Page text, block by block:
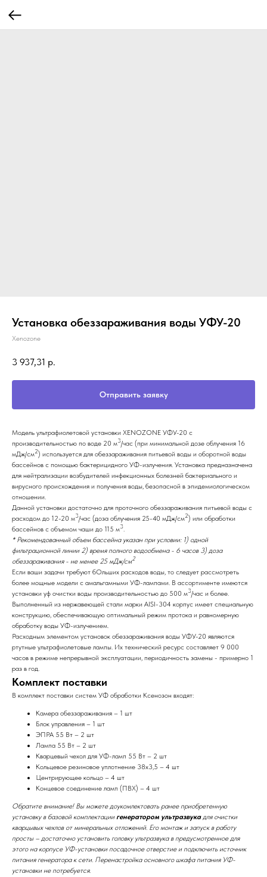
Установка обеззараживания воды УФУ-20
Xenozone
3 937,31 р.
Отправить заявку
Модель ультрафиолетовой установки XENOZONE УФУ-20 с
производительностью по воде 20 м3/час (при минимальной дозе облучения 16
мДж/см2) используется для обеззараживания питьевой воды и оборотной воды
бассейнов с помощью бактерицидного УФ-излучения. Установка предназначена
для нейтрализации возбудителей инфекционных болезней бактериального и
вирусного происхождения и получения воды, безопасной в эпидемиологическом
отношении.
Данной установки достаточно для проточного обеззараживания питьевой воды с
расходом до 12-20 м3/час (доза облучения 25-40 мДж/см2) или обработки
бассейнов с объемом чаши до 115 м3.
* Рекомендованный объем бассейна указан при условии: 1) одной
фильтрационной линии 2) время полного водообмена - 6 часов 3) доза
обеззараживания - не менее 25 мДж/см2
Если ваши задачи требуют бОльших расходов воды, то следует рассмотреть
более мощные модели с амальгамными УФ-лампами. В ассортименте имеются
установки уф очистки воды производительностью до 500 м3/час и более.
Выполненный из нержавеющей стали марки AISI-304 корпус имеет специальную
конструкцию, обеспечивающую оптимальный режим протока и равномерную
обработку воды УФ-излучением.
Расходным элементом установок обеззараживания воды УФУ-20 являются
ртутные ультрафиолетовые лампы. Их технический ресурс составляет 9 000
часов в режиме непрерывной эксплуатации, периодичность замены - примерно 1
раз в год.
Комплект поставки
В комплект поставки систем УФ обработки Ксенозон входят:
Камера обеззараживания – 1 шт
Блок управления – 1 шт
ЭПРА 55 Вт – 2 шт
Лампа 55 Вт – 2 шт
Кварцевый чехол для УФ-ламп 55 Вт – 2 шт
Кольцевое резиновое уплотнение 38х3,5 – 4 шт
Центрирующее кольцо – 4 шт
Концевое соединение ламп (ПВХ) – 4 шт
Обратите внимание! Вы можете доукомлектоватьранее приобретенную
установку в базовой комплектациигенератором ультразвукадля очистки
кварцывых чехлов от минеральных отложений. Его монтаж и запуск в работу
просты – достаточно установить головку ультразвука в предусмотренное для
этого на корпусе УФ-установки посадочное отверстие и подключить источник
питания генератора к сети. Перенастройка основного шкафа питания УФ-
установки не потребуется.